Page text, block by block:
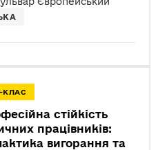
КЛАС
стійкість
працівників:
вигорання та